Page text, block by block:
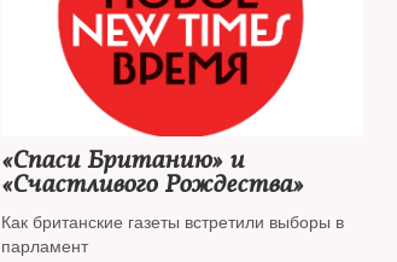
«Спаси Британию» и
«Счастливого Рождества»
Как британские газеты встретили выборы в
парламент